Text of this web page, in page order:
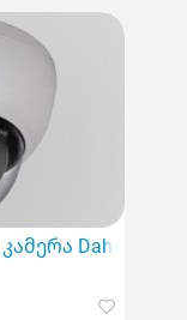
Dahua DH-